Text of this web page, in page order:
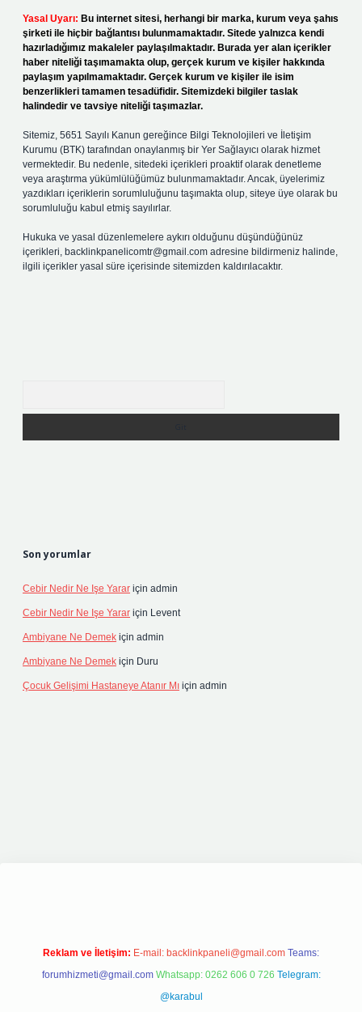
Yasal Uyarı: Bu internet sitesi, herhangi bir marka, kurum veya şahıs
şirketi ile hiçbir bağlantısı bulunmamaktadır. Sitede yalnızca kendi
hazırladığımız makaleler paylaşılmaktadır. Burada yer alan içerikler
haber niteliği taşımamakta olup, gerçek kurum ve kişiler hakkında
paylaşım yapılmamaktadır. Gerçek kurum ve kişiler ile isim
benzerlikleri tamamen tesadüfidir. Sitemizdeki bilgiler taslak
halindedir ve tavsiye niteliği taşımazlar.
Sitemiz, 5651 Sayılı Kanun gereğince Bilgi Teknolojileri ve İletişim
Kurumu (BTK) tarafından onaylanmış bir Yer Sağlayıcı olarak hizmet
vermektedir. Bu nedenle, sitedeki içerikleri proaktif olarak denetleme
veya araştırma yükümlülüğümüz bulunmamaktadır. Ancak, üyelerimiz
yazdıkları içeriklerin sorumluluğunu taşımakta olup, siteye üye olarak bu
sorumluluğu kabul etmiş sayılırlar.
Hukuka ve yasal düzenlemelere aykırı olduğunu düşündüğünüz
içerikleri, backlinkpanelicomtr@gmail.com adresine bildirmeniz halinde,
ilgili içerikler yasal süre içerisinde sitemizden kaldırılacaktır.
Son yorumlar
Cebir Nedir Ne Işe Yarar için admin
Cebir Nedir Ne Işe Yarar için Levent
Ambiyane Ne Demek için admin
Ambiyane Ne Demek için Duru
Çocuk Gelişimi Hastaneye Atanır Mı için admin
Reklam ve İletişim: E-mail: backlinkpaneli@gmail.com Teams:
forumhizmeti@gmail.com Whatsapp: 0262 606 0 726 Telegram:
@karabul